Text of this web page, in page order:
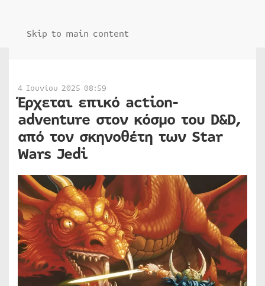
Skip to main content
4 Ιουνίου 2025 08:59
Έρχεται επικό action-
adventure στον κόσμο του D&D,
από τον σκηνοθέτη των Star
Wars Jedi